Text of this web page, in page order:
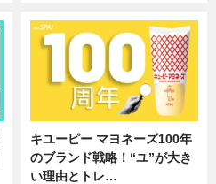
キユーピー マヨネーズ100年
のブランド戦略！“ユ”が大き
い理由とトレ…